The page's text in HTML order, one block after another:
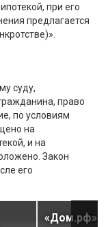
при его
предлагается
суду,
право
по условиям
на
и на
Закон
его
«Дом.рф»